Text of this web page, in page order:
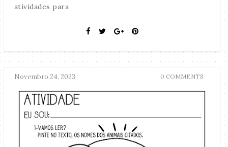
atividades para
Novembro 24, 2023 0 COMMENTS